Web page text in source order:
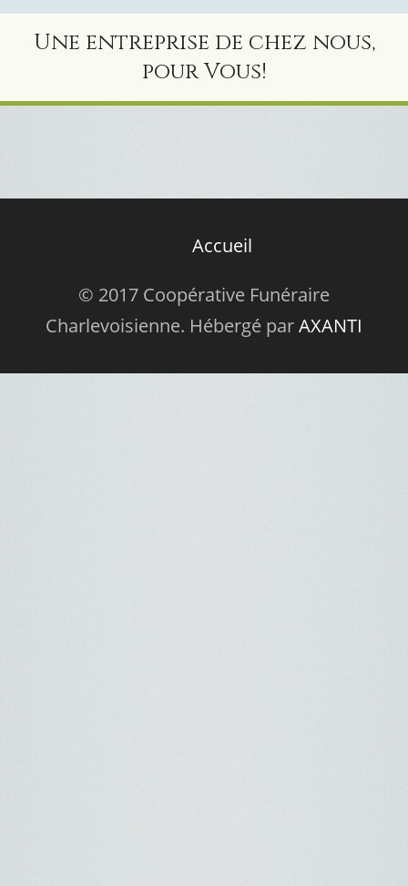
Une entreprise de chez nous,
pour Vous!
Accueil
© 2017 Coopérative Funéraire
Charlevoisienne. Hébergé parAXANTI